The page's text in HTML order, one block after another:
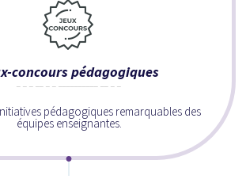
concours pédagogiques
pédagogiques remarquables des
équipes enseignantes.